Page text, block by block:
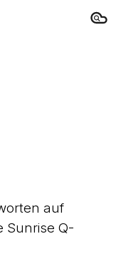
Skip to navigation
auf
Sunrise Q-